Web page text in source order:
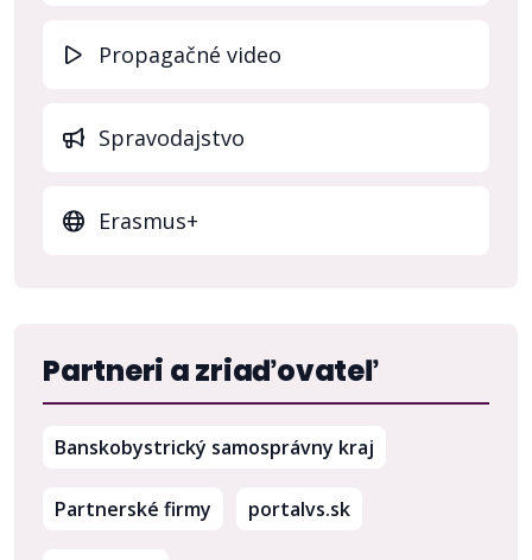
Propagačné video
Spravodajstvo
Erasmus+
Partneri a zriaďovateľ
Banskobystrický samosprávny kraj
Partnerské firmy portalvs.sk(otvorí sa v novom